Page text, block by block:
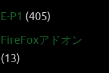
E-P1 (405)
FireFoxアドオン
(13)